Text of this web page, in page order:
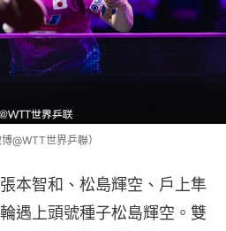
@WTT世界乒聯）
本智和、松島輝空、戶上隼
遇上頭號種子松島輝空。雙